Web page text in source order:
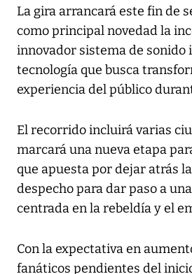
La gira arrancará este fin de
como principal novedad la
innovador sistema de sonido
tecnología que busca
experiencia del público
El recorrido incluirá varias
marcará una nueva etapa
que apuesta por dejar atrás
despecho para dar paso a
centrada en la rebeldía y el
Con la expectativa en
fanáticos pendientes del